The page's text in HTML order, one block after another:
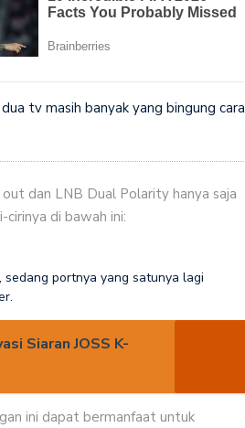
tv masih banyak yang bingung cara
dan LNB Dual Polarity hanya saja
di bawah ini:
portnya yang satunya lagi
Siaran JOSS K-
ini dapat bermanfaat untuk